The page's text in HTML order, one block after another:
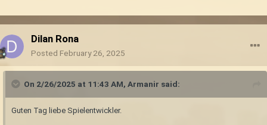
Dilan Rona
Posted February 26, 2025
On 2/26/2025 at 11:43 AM, Armanir said:
Guten Tag liebe Spielentwickler.